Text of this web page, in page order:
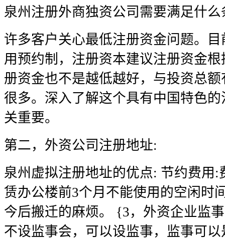
泉州注册外商独资公司需要满足什么
许多客户关心最低注册资金问题。
用预约制，注册资本建议注册资金
册资金也不是越低越好，与投资总
很多。深入了解这个具有中国特色
关重要。
第二，外资公司注册地址:
泉州虚拟注册地址的优点: 节约费用
赁办公楼前3个月不能使用的空闲时
今后搬迁的麻烦。 {3，外资企业
不设监事会，可以设监事，监事可